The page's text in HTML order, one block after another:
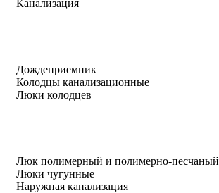
Канализация
Дождеприемник
Колодцы канализационные
Люки колодцев
Люк полимерный и полимерно-песчаный
Люки чугунные
Наружная канализация